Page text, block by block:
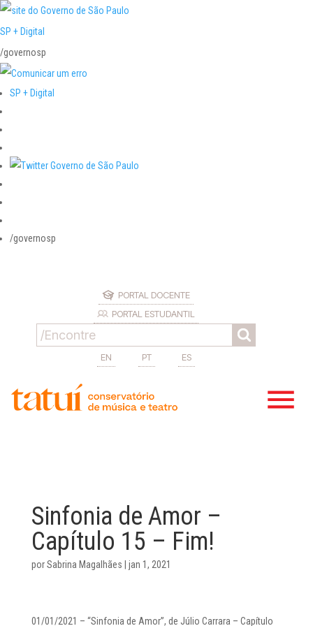
SP + Digital
/governosp
SP + Digital
/governosp
PORTAL DOCENTE
PORTAL ESTUDANTIL
EN PT ES
Sinfonia de Amor –
Capítulo 15 – Fim!
porSabrina Magalhães jan 1, 2021
01/01/2021 – “Sinfonia de Amor”, de Júlio Carrara – Capítulo